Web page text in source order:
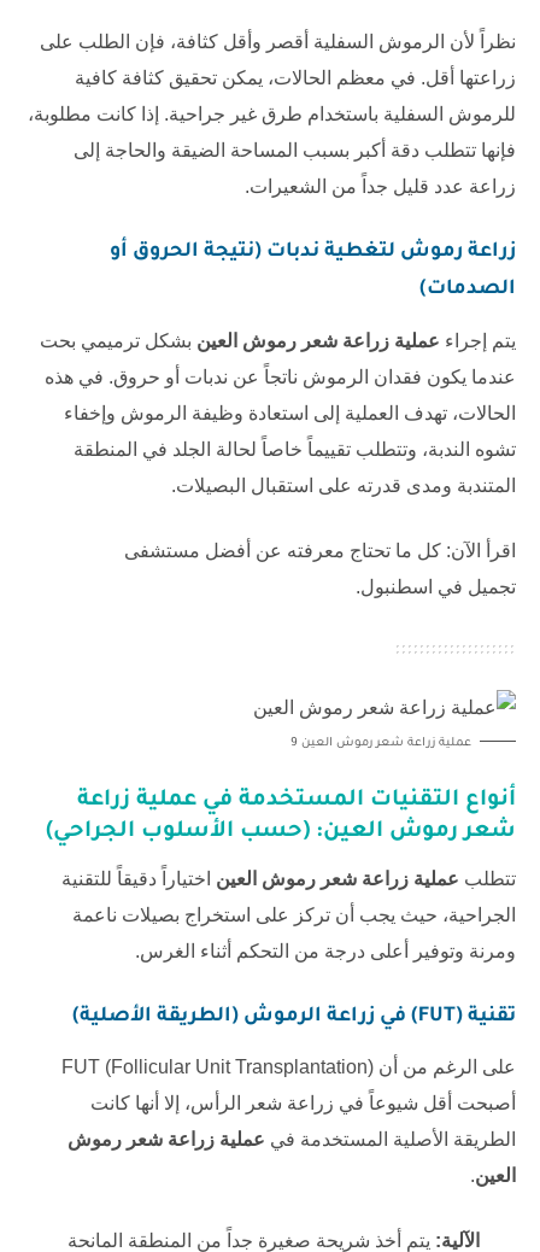
نظراً لأن الرموش السفلية أقصر وأقل كثافة، فإن الطلب على
زراعتها أقل. في معظم الحالات، يمكن تحقيق كثافة كافية
للرموش السفلية باستخدام طرق غير جراحية. إذا كانت مطلوبة،
فإنها تتطلب دقة أكبر بسبب المساحة الضيقة والحاجة إلى
زراعة عدد قليل جداً من الشعيرات.
زراعة رموش لتغطية ندبات (نتيجة الحروق أو
الصدمات)
يتم إجراء عملية زراعة شعر رموش العين بشكل ترميمي بحت
عندما يكون فقدان الرموش ناتجاً عن ندبات أو حروق. في هذه
الحالات، تهدف العملية إلى استعادة وظيفة الرموش وإخفاء
تشوه الندبة، وتتطلب تقييماً خاصاً لحالة الجلد في المنطقة
المتندبة ومدى قدرته على استقبال البصيلات.
اقرأ الآن: كل ما تحتاج معرفته عن أفضل مستشفى
تجميل في اسطنبول.
عملية زراعة شعر رموش العين 9
أنواع التقنيات المستخدمة في عملية زراعة
شعر رموش العين: (حسب الأسلوب الجراحي)
تتطلب عملية زراعة شعر رموش العين اختياراً دقيقاً للتقنية
الجراحية، حيث يجب أن تركز على استخراج بصيلات ناعمة
ومرنة وتوفير أعلى درجة من التحكم أثناء الغرس.
تقنية (FUT) في زراعة الرموش (الطريقة الأصلية)
على الرغم من أن FUT (Follicular Unit Transplantation)
أصبحت أقل شيوعاً في زراعة شعر الرأس، إلا أنها كانت
الطريقة الأصلية المستخدمة في عملية زراعة شعر رموش
العين.
الآلية: يتم أخذ شريحة صغيرة جداً من المنطقة المانحة